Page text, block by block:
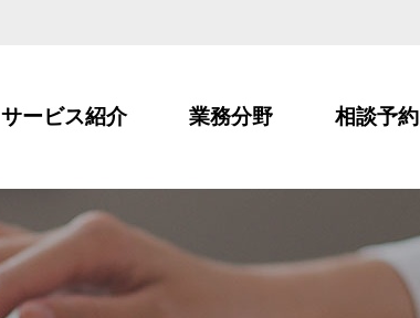
サービス紹介 業務分野 相談予約